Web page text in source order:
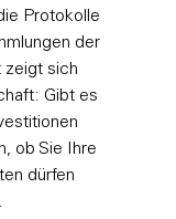
Protokolle
der
zeigt sich
Gibt es
ob Sie Ihre
dürfen